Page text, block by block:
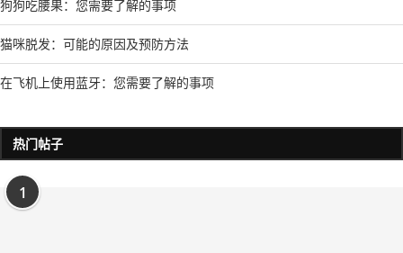
狗狗吃腰果：您需要了解的事项
猫咪脱发：可能的原因及预防方法
在飞机上使用蓝牙：您需要了解的事项
热门帖子
1